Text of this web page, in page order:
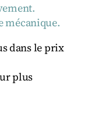
mécanique.
dans le prix
plus